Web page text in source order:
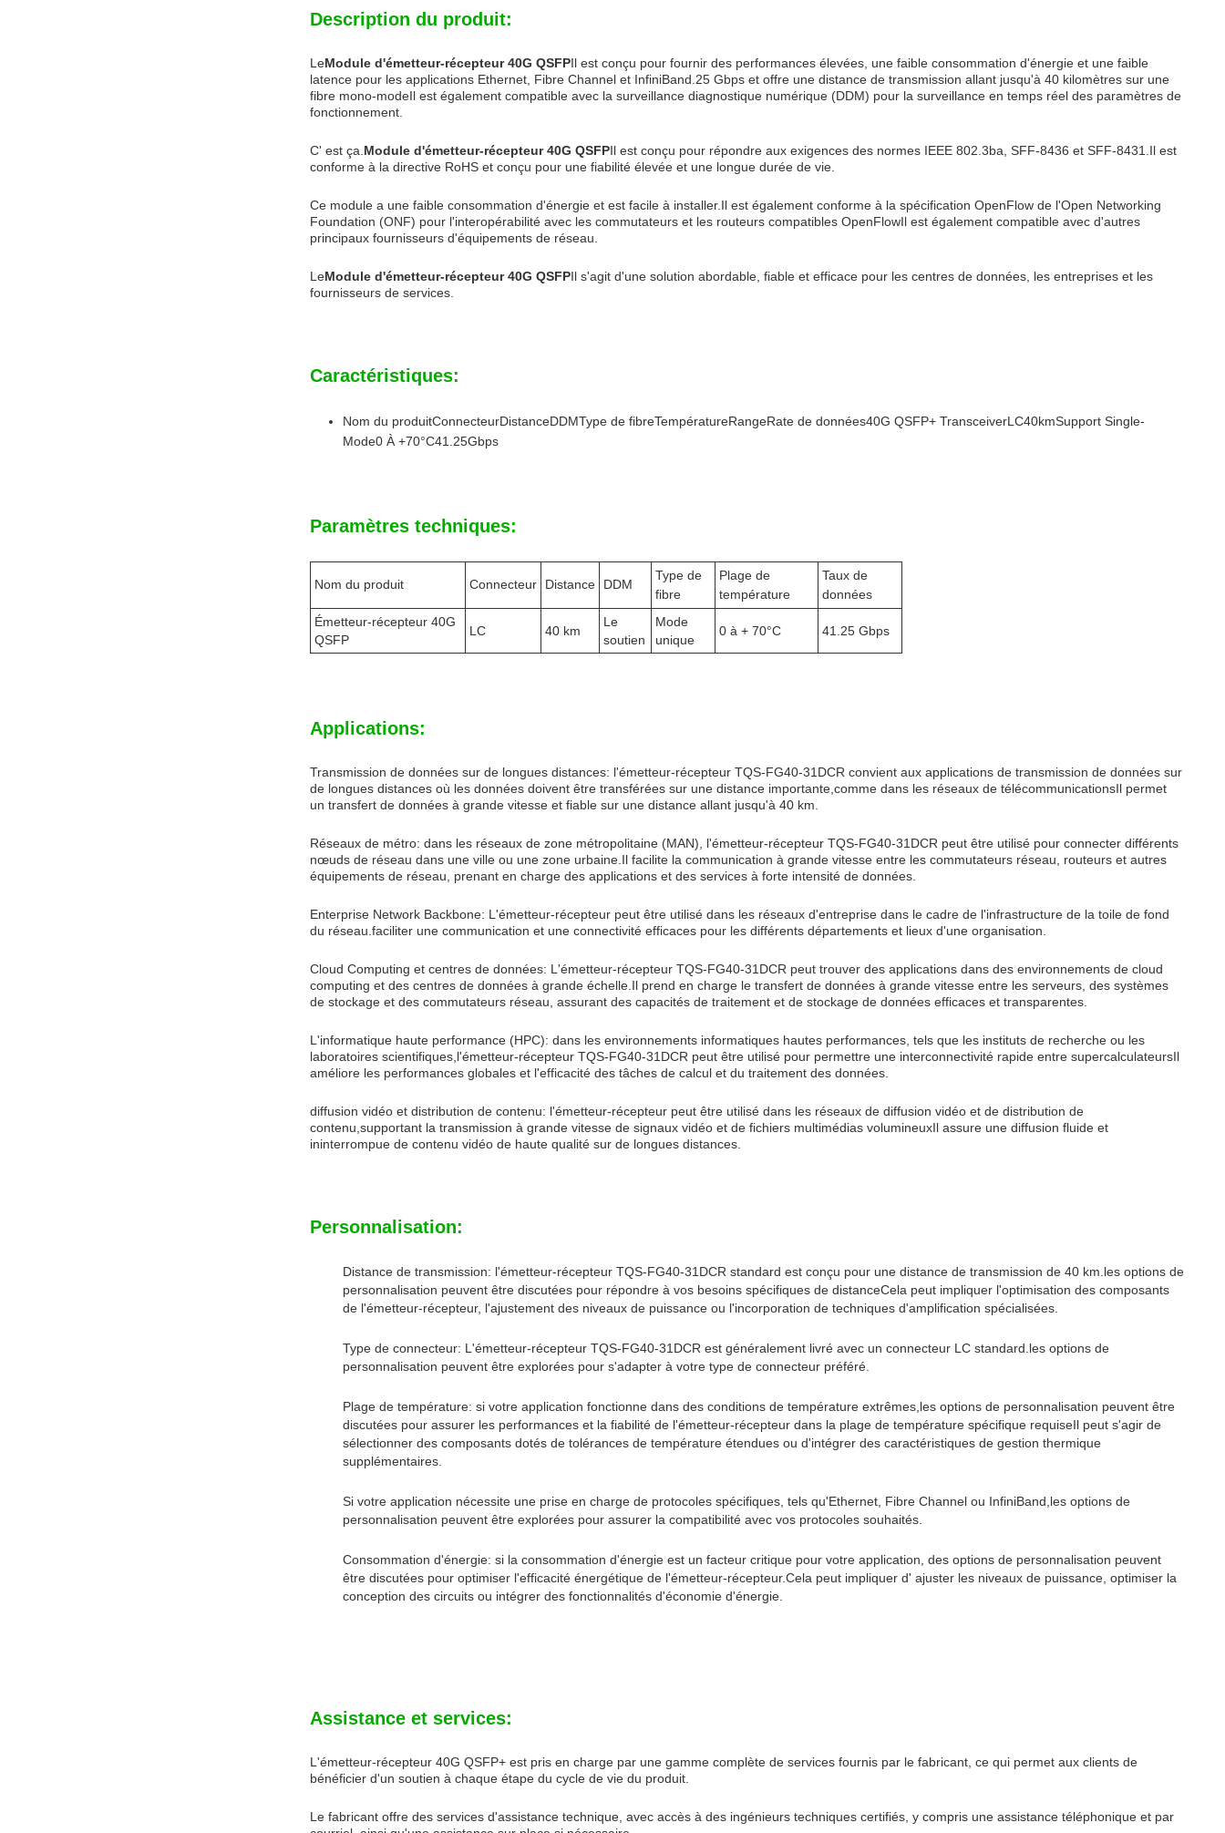
Description du produit:
LeModule d'émetteur-récepteur 40G QSFPIl est conçu pour fournir des performances élevées, une faible consommation d'énergie et une faible
latence pour les applications Ethernet, Fibre Channel et InfiniBand.25 Gbps et offre une distance de transmission allant jusqu'à 40 kilomètres sur une
fibre mono-modeIl est également compatible avec la surveillance diagnostique numérique (DDM) pour la surveillance en temps réel des paramètres de
fonctionnement.
C' est ça. Module d'émetteur-récepteur 40G QSFPIl est conçu pour répondre aux exigences des normes IEEE 802.3ba, SFF-8436 et SFF-8431.Il est
conforme à la directive RoHS et conçu pour une fiabilité élevée et une longue durée de vie.
Ce module a une faible consommation d'énergie et est facile à installer.Il est également conforme à la spécification OpenFlow de l'Open Networking
Foundation (ONF) pour l'interopérabilité avec les commutateurs et les routeurs compatibles OpenFlowIl est également compatible avec d'autres
principaux fournisseurs d'équipements de réseau.
LeModule d'émetteur-récepteur 40G QSFPIl s'agit d'une solution abordable, fiable et efficace pour les centres de données, les entreprises et les
fournisseurs de services.
Caractéristiques:
Nom du produitConnecteurDistanceDDMType de fibreTempératureRangeRate de données40G QSFP+ TransceiverLC40kmSupport Single-
Mode0 À +70°C41.25Gbps
Paramètres techniques:
Nom du produit Connecteur Distance DDM
Type de
fibre
Plage de
température
Taux de
données
Émetteur-récepteur 40G
QSFP
LC 40 km
Le
soutien
Mode
unique
0 à + 70°C 41.25 Gbps
Applications:
Transmission de données sur de longues distances: l'émetteur-récepteur TQS-FG40-31DCR convient aux applications de transmission de données sur
de longues distances où les données doivent être transférées sur une distance importante,comme dans les réseaux de télécommunicationsIl permet
un transfert de données à grande vitesse et fiable sur une distance allant jusqu'à 40 km.
Réseaux de métro: dans les réseaux de zone métropolitaine (MAN), l'émetteur-récepteur TQS-FG40-31DCR peut être utilisé pour connecter différents
nœuds de réseau dans une ville ou une zone urbaine.Il facilite la communication à grande vitesse entre les commutateurs réseau, routeurs et autres
équipements de réseau, prenant en charge des applications et des services à forte intensité de données.
Enterprise Network Backbone: L'émetteur-récepteur peut être utilisé dans les réseaux d'entreprise dans le cadre de l'infrastructure de la toile de fond
du réseau.faciliter une communication et une connectivité efficaces pour les différents départements et lieux d'une organisation.
Cloud Computing et centres de données: L'émetteur-récepteur TQS-FG40-31DCR peut trouver des applications dans des environnements de cloud
computing et des centres de données à grande échelle.Il prend en charge le transfert de données à grande vitesse entre les serveurs, des systèmes
de stockage et des commutateurs réseau, assurant des capacités de traitement et de stockage de données efficaces et transparentes.
L'informatique haute performance (HPC): dans les environnements informatiques hautes performances, tels que les instituts de recherche ou les
laboratoires scientifiques,l'émetteur-récepteur TQS-FG40-31DCR peut être utilisé pour permettre une interconnectivité rapide entre supercalculateursIl
améliore les performances globales et l'efficacité des tâches de calcul et du traitement des données.
diffusion vidéo et distribution de contenu: l'émetteur-récepteur peut être utilisé dans les réseaux de diffusion vidéo et de distribution de
contenu,supportant la transmission à grande vitesse de signaux vidéo et de fichiers multimédias volumineuxIl assure une diffusion fluide et
ininterrompue de contenu vidéo de haute qualité sur de longues distances.
Personnalisation:
Distance de transmission: l'émetteur-récepteur TQS-FG40-31DCR standard est conçu pour une distance de transmission de 40 km.les options de
personnalisation peuvent être discutées pour répondre à vos besoins spécifiques de distanceCela peut impliquer l'optimisation des composants
de l'émetteur-récepteur, l'ajustement des niveaux de puissance ou l'incorporation de techniques d'amplification spécialisées.
Type de connecteur: L'émetteur-récepteur TQS-FG40-31DCR est généralement livré avec un connecteur LC standard.les options de
personnalisation peuvent être explorées pour s'adapter à votre type de connecteur préféré.
Plage de température: si votre application fonctionne dans des conditions de température extrêmes,les options de personnalisation peuvent être
discutées pour assurer les performances et la fiabilité de l'émetteur-récepteur dans la plage de température spécifique requiseIl peut s'agir de
sélectionner des composants dotés de tolérances de température étendues ou d'intégrer des caractéristiques de gestion thermique
supplémentaires.
Si votre application nécessite une prise en charge de protocoles spécifiques, tels qu'Ethernet, Fibre Channel ou InfiniBand,les options de
personnalisation peuvent être explorées pour assurer la compatibilité avec vos protocoles souhaités.
Consommation d'énergie: si la consommation d'énergie est un facteur critique pour votre application, des options de personnalisation peuvent
être discutées pour optimiser l'efficacité énergétique de l'émetteur-récepteur.Cela peut impliquer d' ajuster les niveaux de puissance, optimiser la
conception des circuits ou intégrer des fonctionnalités d'économie d'énergie.
Assistance et services:
L'émetteur-récepteur 40G QSFP+ est pris en charge par une gamme complète de services fournis par le fabricant, ce qui permet aux clients de
bénéficier d'un soutien à chaque étape du cycle de vie du produit.
Le fabricant offre des services d'assistance technique, avec accès à des ingénieurs techniques certifiés, y compris une assistance téléphonique et par